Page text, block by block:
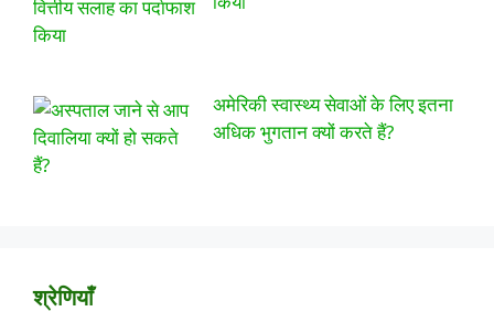
अमेरिकी स्वास्थ्य सेवाओं के लिए इतना
अधिक भुगतान क्यों करते हैं?
श्रेणियाँ